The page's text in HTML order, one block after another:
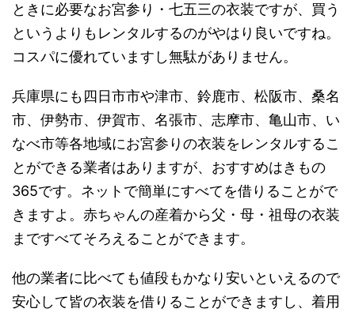
ときに必要なお宮参り・七五三の衣装ですが、買う
というよりもレンタルするのがやはり良いですね。
コスパに優れていますし無駄がありません。
兵庫県にも四日市市や津市、鈴鹿市、松阪市、桑名
市、伊勢市、伊賀市、名張市、志摩市、亀山市、い
なべ市等各地域にお宮参りの衣装をレンタルするこ
とができる業者はありますが、おすすめはきもの
365です。ネットで簡単にすべてを借りることがで
きますよ。赤ちゃんの産着から父・母・祖母の衣装
まですべてそろえることができます。
他の業者に比べても値段もかなり安いといえるので
安心して皆の衣装を借りることができますし、着用